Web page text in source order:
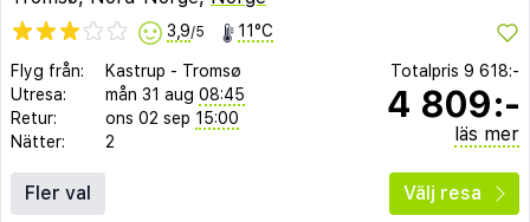
3,9/5 11°C
Flyg från: Kastrup - Tromsø
Utresa:
mån 31 aug 08:45
Retur:
ons 02 sep 15:00
Nätter:
2
Totalpris 9 618:-
4 809:-
läs mer
Fler val Välj resa